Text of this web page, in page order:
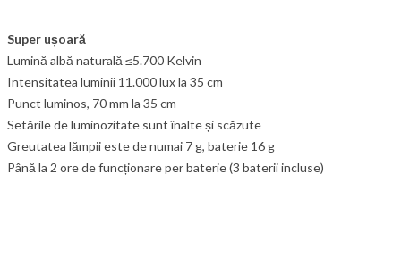
Super ușoară
Lumină albă naturală ≤5.700 Kelvin
Intensitatea luminii 11.000 lux la 35 cm
Punct luminos, 70 mm la 35 cm
Setările de luminozitate sunt înalte și scăzute
Greutatea lămpii este de numai 7 g, baterie 16 g
Până la 2 ore de funcționare per baterie (3 baterii incluse)